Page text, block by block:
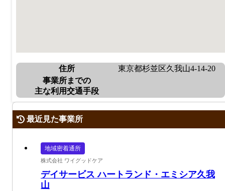
住所
東京都杉並区久我山4-14-20
事業所までの
主な利用交通手段
最近見た事業所
地域密着通所
株式会社 ワイグッドケア
デイサービス ハートランド・エミシア久我
山